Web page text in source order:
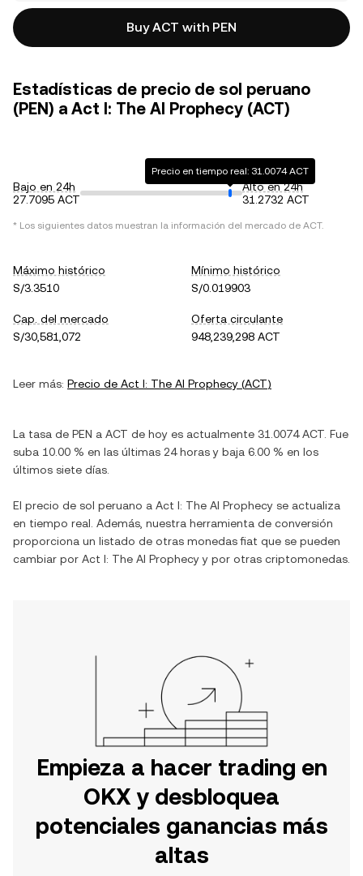
Buy ACT with PEN
Estadísticas de precio de sol peruano
(PEN) a Act I: The AI Prophecy (ACT)
Bajo en 24h
27.7095 ACT
Precio en tiempo real: 31.0074 ACT
Alto en 24h
31.2732 ACT
* Los siguientes datos muestran la información del mercado de ACT.
Máximo histórico
S/3.3510
Mínimo histórico
S/0.019903
Cap. del mercado
S/30,581,072
Oferta circulante
948,239,298 ACT
Leer más: Precio de Act I: The AI Prophecy (ACT)
La tasa de PEN a ACT de hoy es actualmente 31.0074 ACT . Fue
suba 10.00 % en las últimas 24 horas y baja 6.00 % en los
últimos siete días.
El precio de sol peruano a Act I: The AI Prophecy se actualiza
en tiempo real. Además, nuestra herramienta de conversión
proporciona un listado de otras monedas fiat que se pueden
cambiar por Act I: The AI Prophecyy por otras criptomonedas.
Empieza a hacer trading en
OKX y desbloquea
potenciales ganancias más
altas